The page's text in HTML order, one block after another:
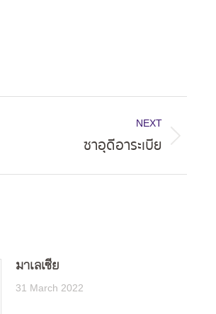
NEXT
ซาอุดีอาระเบีย
มาเลเซีย
31 March 2022